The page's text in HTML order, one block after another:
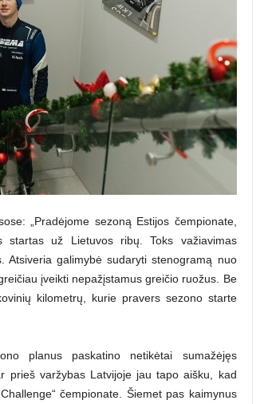
„Pradėjome sezoną Estijos čempionate,
startas už Lietuvos ribų. Toks važiavimas
Atsiveria galimybė sudaryti stenogramą nuo
įveikti nepažįstamus greičio ruožus. Be
kilometrų, kurie pravers sezono starte
planus paskatino netikėtai sumažėjęs
prieš varžybas Latvijoje jau tapo aišku, kad
čempionate. Šiemet pas kaimynus